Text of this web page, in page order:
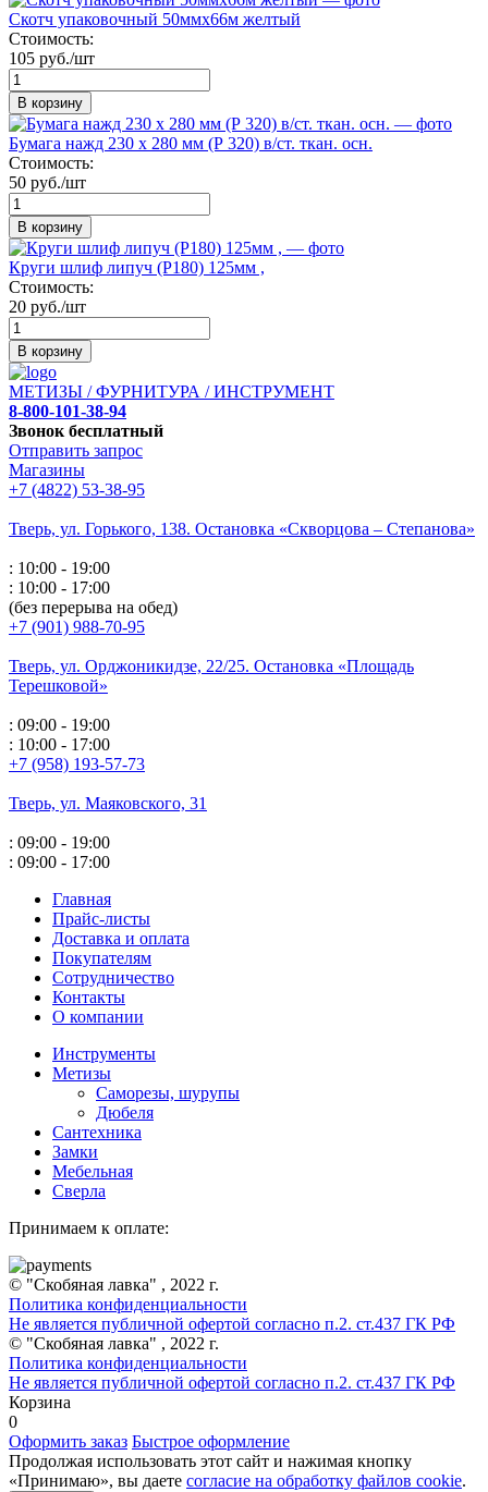
Скотч упаковочный 50ммх66м желтый
Стоимость:
105 руб./шт
В корзину
Бумага нажд 230 х 280 мм (Р 320) в/ст. ткан. осн.
Стоимость:
50 руб./шт
В корзину
Круги шлиф липуч (Р180) 125мм ,
Стоимость:
20 руб./шт
В корзину
МЕТИЗЫ / ФУРНИТУРА / ИНСТРУМЕНТ
8-800-101-38-94
Звонок бесплатный
Отправить запрос
Магазины
+7 (4822) 53-38-95
Тверь, ул. Горького, 138. Остановка «Скворцова – Степанова»
: 10:00 - 19:00
: 10:00 - 17:00
(без перерыва на обед)
+7 (901) 988-70-95
Тверь, ул. Орджоникидзе, 22/25. Остановка «Площадь
Терешковой»
: 09:00 - 19:00
: 10:00 - 17:00
+7 (958) 193-57-73
Тверь, ул. Маяковского, 31
: 09:00 - 19:00
: 09:00 - 17:00
Главная
Прайс-листы
Доставка и оплата
Покупателям
Сотрудничество
Контакты
О компании
Инструменты
Метизы
Саморезы, шурупы
Дюбеля
Сантехника
Замки
Мебельная
Сверла
Принимаем к оплате:
© "Скобяная лавка" , 2022 г.
Политика конфиденциальности
Не является публичной офертой согласно п.2. ст.437 ГК РФ
© "Скобяная лавка" , 2022 г.
Политика конфиденциальности
Не является публичной офертой согласно п.2. ст.437 ГК РФ
Корзина
0
Оформить заказ Быстрое оформление
Продолжая использовать этот сайт и нажимая кнопку
«Принимаю», вы даете согласие на обработку файлов cookie.